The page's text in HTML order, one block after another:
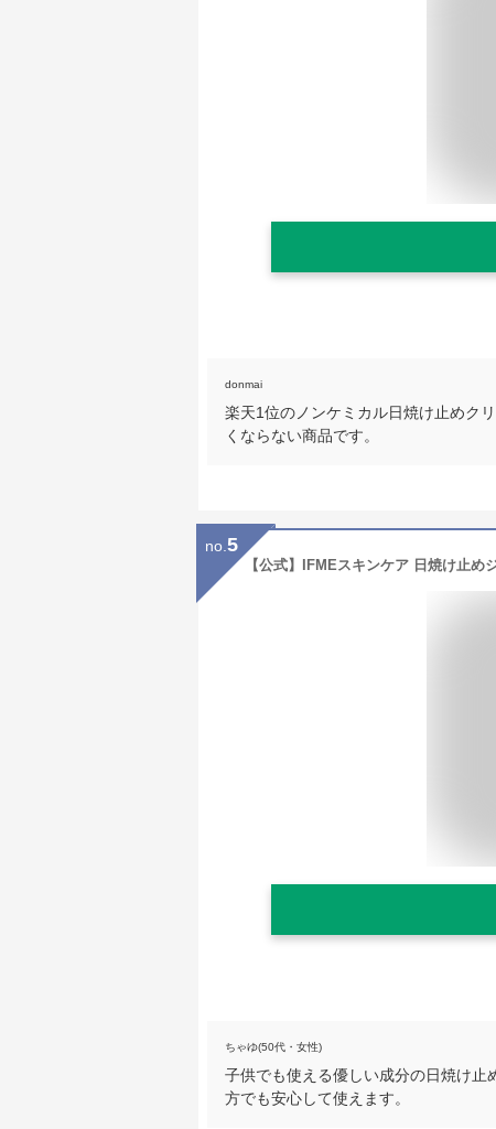
donmai
楽天1位のノンケミカル日焼け止めク
くならない商品です。
no. 5
ちゃゆ(50代・女性)
子供でも使える優しい成分の日焼け
方でも安心して使えます。